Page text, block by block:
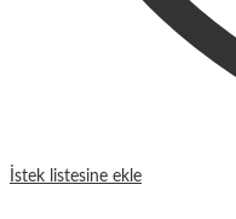
İstek listesine ekle